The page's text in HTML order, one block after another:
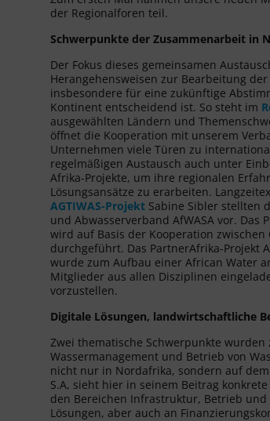
der Regionalforen teil.
Schwerpunkte der Zusammenarbeit in
Der Fokus dieses gemeinsamen
Herangehensweisen zur Bearbeitung
insbesondere für eine zukünftige
Kontinent entscheidend ist. So steht im
ausgewählten Ländern und
öffnet die Kooperation mit unserem
Unternehmen viele Türen zu
regelmäßigen Austausch auch unter
Afrika-Projekte, um ihre regionalen
Lösungsansätze zu erarbeiten.
AGTIWAS-Projekt Sabine Sibler stellten
und Abwasserverband AfWASA vor. Das
wird auf Basis der Kooperation zwischen
durchgeführt. Das PartnerAfrika-Projekt
wurde zum Aufbau einer African Water
Mitglieder aus allen Disziplinen
vorzustellen.
Digitale Lösungen, landwirtschaftliche
Zwei thematische Schwerpunkte
Wassermanagement und Betrieb von
nicht nur in Nordafrika, sondern auf
S.A, sieht hier in seinem Beitrag
den Bereichen Infrastruktur, Betrieb
Lösungen, aber auch an